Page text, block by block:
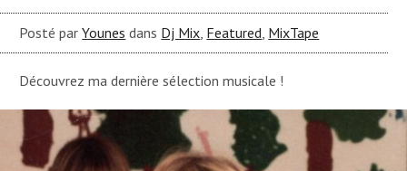
Posté parYounes dans Dj Mix Featured MixTape
Découvrez ma dernière sélection musicale !